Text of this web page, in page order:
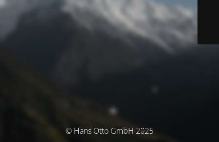
© Hans Otto GmbH 2025